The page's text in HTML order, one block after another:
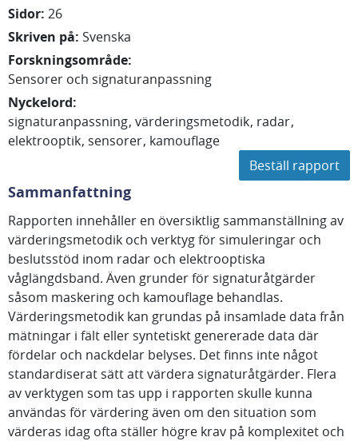
Sidor: 26
Skriven på: Svenska
Forskningsområde:
Sensorer och signaturanpassning
Nyckelord:
signaturanpassning värderingsmetodik radar
elektrooptik sensorer kamouflage
Beställ rapport
Sammanfattning
Rapporten innehåller en översiktlig sammanställning av
värderingsmetodik och verktyg för simuleringar och
beslutsstöd inom radar och elektrooptiska
våglängdsband. Även grunder för signaturåtgärder
såsom maskering och kamouflage behandlas.
Värderingsmetodik kan grundas på insamlade data från
mätningar i fält eller syntetiskt genererade data där
fördelar och nackdelar belyses. Det finns inte något
standardiserat sätt att värdera signaturåtgärder. Flera
av verktygen som tas upp i rapporten skulle kunna
användas för värdering även om den situation som
värderas idag ofta ställer högre krav på komplexitet och